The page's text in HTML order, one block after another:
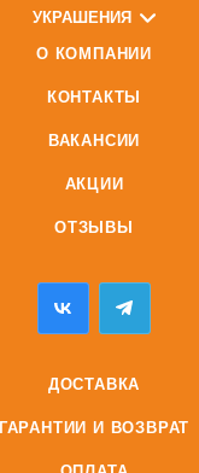
УКРАШЕНИЯ
О КОМПАНИИ
КОНТАКТЫ
ВАКАНСИИ
АКЦИИ
ОТЗЫВЫ
ДОСТАВКА
ГАРАНТИИ И ВОЗВРАТ